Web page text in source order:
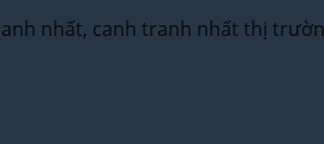
nhất, canh tranh nhất thị